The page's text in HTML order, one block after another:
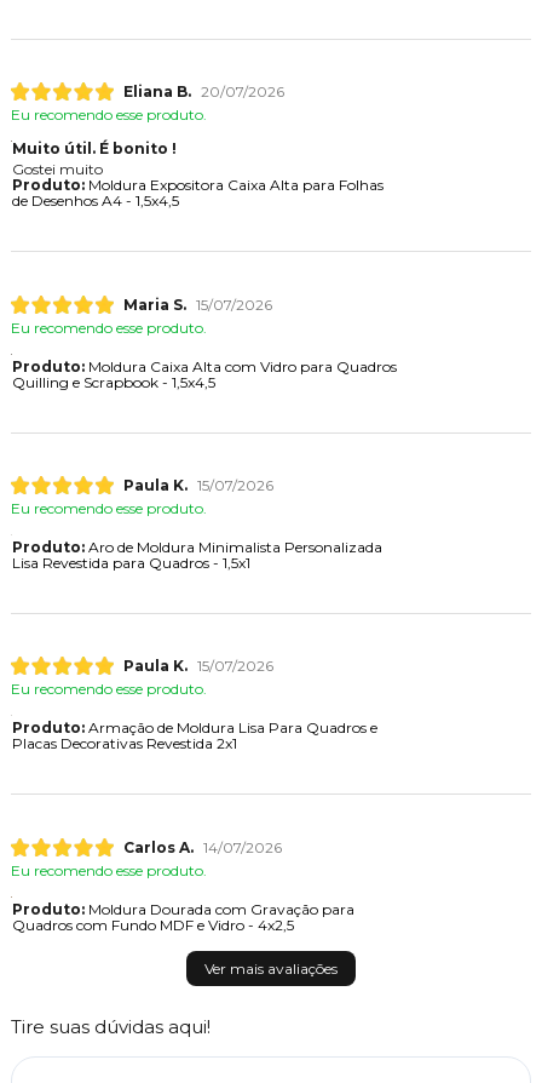
Eliana B. 20/07/2026
Eu recomendo esse produto.
Muito útil. É bonito !
Gostei muito
Produto:Moldura Expositora Caixa Alta para Folhas
de Desenhos A4 - 1,5x4,5
Maria S. 15/07/2026
Eu recomendo esse produto.
Produto:Moldura Caixa Alta com Vidro para Quadros
Quilling e Scrapbook - 1,5x4,5
Paula K. 15/07/2026
Eu recomendo esse produto.
Produto:Aro de Moldura Minimalista Personalizada
Lisa Revestida para Quadros - 1,5x1
Paula K. 15/07/2026
Eu recomendo esse produto.
Produto:Armação de Moldura Lisa Para Quadros e
Placas Decorativas Revestida 2x1
Carlos A. 14/07/2026
Eu recomendo esse produto.
Produto:Moldura Dourada com Gravação para
Quadros com Fundo MDF e Vidro - 4x2,5
Ver mais avaliações
Tire suas dúvidas aqui!